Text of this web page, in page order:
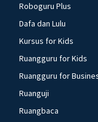
Roboguru Plus
Dafa dan Lulu
Kursus for Kids
Ruangguru for Kids
Ruangguru for
Ruanguji
Ruangbaca